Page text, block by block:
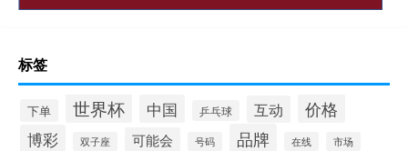
标签
下单 世界杯 中国 乒乓球 互动 价格
博彩 双子座 可能会 号码 品牌 在线 市场